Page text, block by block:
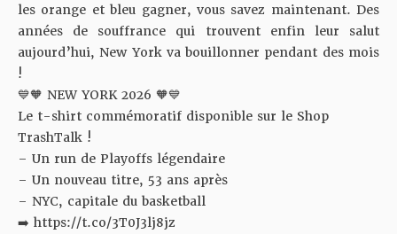
les orange et bleu gagner, vous savez maintenant. Des
années de souffrance qui trouvent enfin leur salut
aujourd’hui, New York va bouillonner pendant des mois
!
💙🧡 NEW YORK 2026 🧡💙
Le t-shirt commémoratif disponible sur le Shop
TrashTalk !
– Un run de Playoffs légendaire
– Un nouveau titre, 53 ans après
– NYC, capitale du basketball
➡️ https://t.co/3T0J3lj8jz